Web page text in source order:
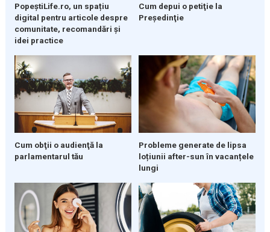
PopeștiLife.ro, un spațiu
digital pentru articole despre
comunitate, recomandări și
idei practice
Cum depui o petiţie la
Preşedinţie
Cum obţii o audienţă la
parlamentarul tău
Probleme generate de lipsa
loțiunii after-sun în vacanțele
lungi